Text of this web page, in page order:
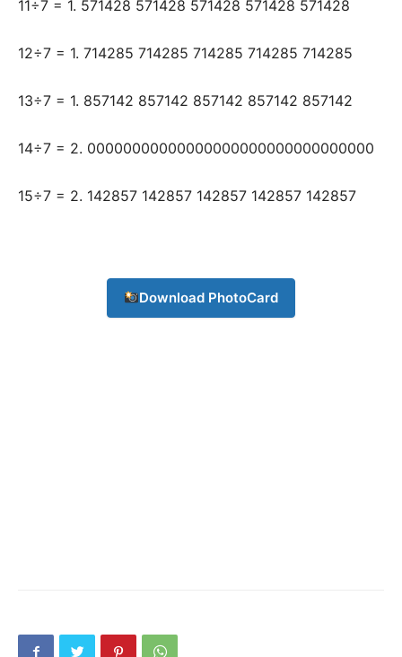
11÷7 = 1. 571428 571428 571428 571428 571428
12÷7 = 1. 714285 714285 714285 714285 714285
13÷7 = 1. 857142 857142 857142 857142 857142
14÷7 = 2. 00000000000000000000000000000000
15÷7 = 2. 142857 142857 142857 142857 142857
Download PhotoCard